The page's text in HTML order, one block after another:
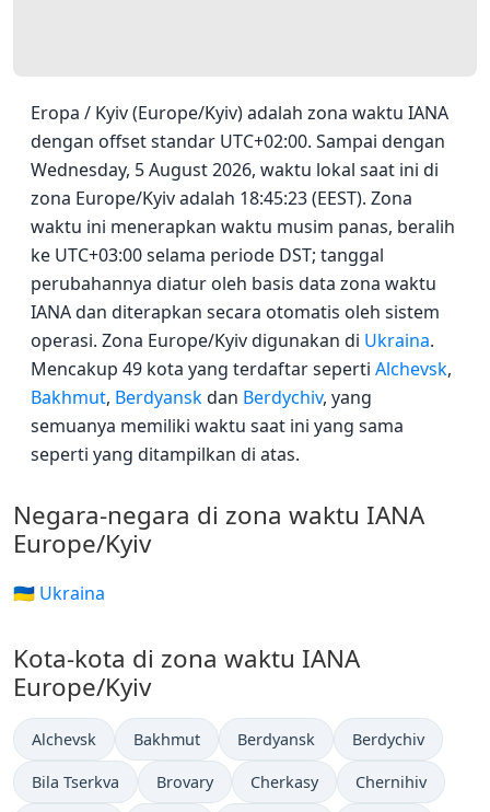
Eropa / Kyiv (Europe/Kyiv) adalah zona waktu IANA
dengan offset standar UTC+02:00. Sampai dengan
Wednesday, 5 August 2026, waktu lokal saat ini di
zona Europe/Kyiv adalah 18:45:23 (EEST). Zona
waktu ini menerapkan waktu musim panas, beralih
ke UTC+03:00 selama periode DST; tanggal
perubahannya diatur oleh basis data zona waktu
IANA dan diterapkan secara otomatis oleh sistem
operasi. Zona Europe/Kyiv digunakan di Ukraina.
Mencakup 49 kota yang terdaftar seperti Alchevsk,
Bakhmut, Berdyanskdan Berdychiv, yang
semuanya memiliki waktu saat ini yang sama
seperti yang ditampilkan di atas.
Negara-negara di zona waktu IANA
Europe/Kyiv
🇺🇦 Ukraina
Kota-kota di zona waktu IANA
Europe/Kyiv
Alchevsk Bakhmut Berdyansk Berdychiv
Bila Tserkva Brovary Cherkasy Chernihiv